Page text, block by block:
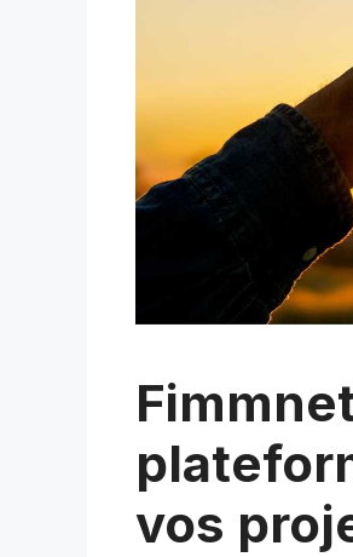
vos